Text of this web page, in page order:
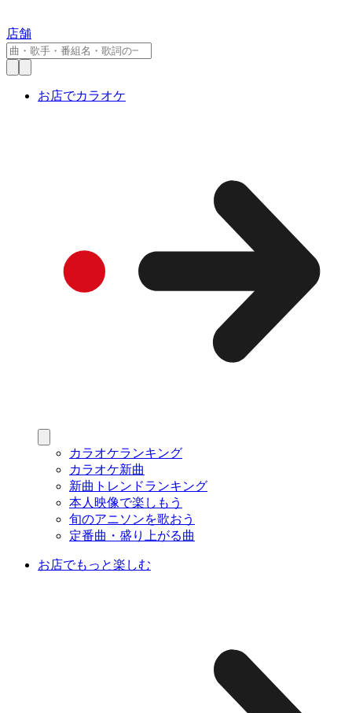
店舗
お店でカラオケ
カラオケランキング
カラオケ新曲
新曲トレンドランキング
本人映像で楽しもう
旬のアニソンを歌おう
定番曲・盛り上がる曲
お店でもっと楽しむ